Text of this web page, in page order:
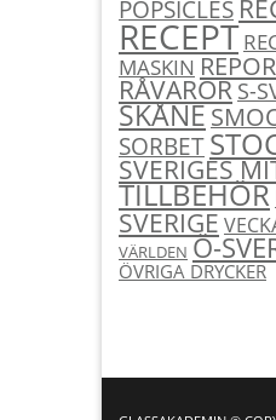
POPSICLES
RECEPT
MASKIN
RÅVAROR S-
SKÅNE
SORBET
SVERIGES
TILLBEHÖR
SVERIGE
VÄRLDEN Ö-
ÖVRIGA DRYCKER